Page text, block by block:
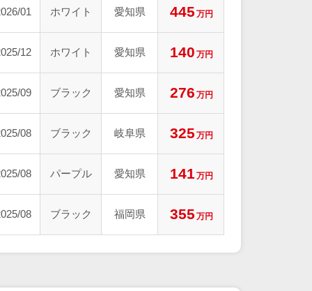
01 ホワイト 愛知県 445 万円
12 ホワイト 愛知県 140 万円
09 ブラック 愛知県 276 万円
08 ブラック 岐阜県 325 万円
08 パープル 愛知県 141万円
08 ブラック 福岡県 355 万円